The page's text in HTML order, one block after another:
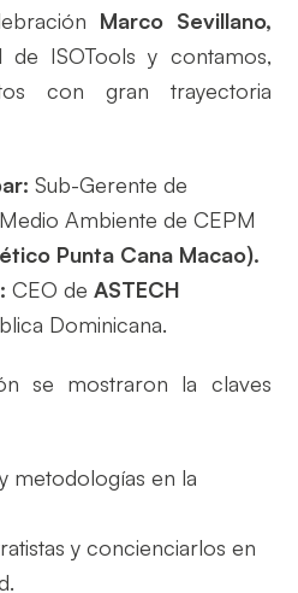
Marco Sevillano,
de ISOTools y contamos,
con gran trayectoria
Sub-Gerente de
Ambiente de CEPM
Punta Cana Macao).
CEO deASTECH
Dominicana.
se mostraron la claves
metodologías en la
y concienciarlos en